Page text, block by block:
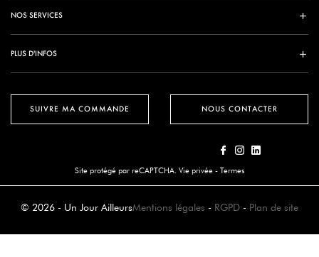
SUIVRE MA COMMANDE
NOS SERVICES
PLUS D'INFOS
NOUS CONTACTER
Site protégé par reCAPTCHA. Vie privée - Termes
© 2026 - Un Jour AilleursMentions légales - RGPD - Plan de site